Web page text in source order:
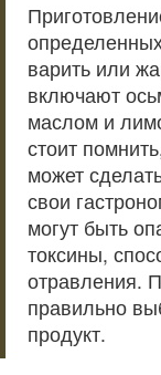
варить или
включают
маслом и
стоит
может
свои
могут быть
токсины,
отравления.
правильно
продукт.